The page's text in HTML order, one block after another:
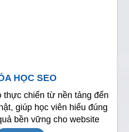
HỌC SEO
thực chiến từ nền tảng đến
giúp học viên hiểu đúng
bền vững cho website